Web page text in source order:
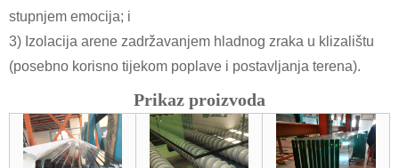
stupnjem emocija; i
3) Izolacija arene zadržavanjem hladnog zraka u klizalištu
(posebno korisno tijekom poplave i postavljanja terena).
Prikaz proizvoda